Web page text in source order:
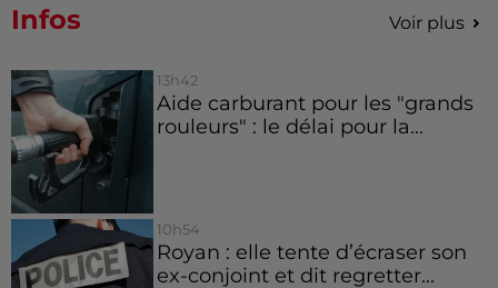
Infos Voir plus
13h42
Aide carburant pour les "grands
rouleurs" : le délai pour la...
10h54
Royan : elle tente d’écraser son
ex-conjoint et dit regretter...